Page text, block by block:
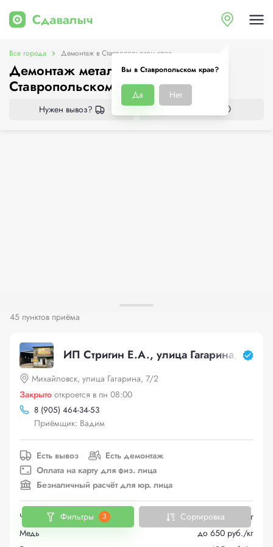
Вы в Ставропольском крае?
Да Нет
Все города Демонтаж в Ставропольском крае
Демонтаж металлоконструкций в
Ставропольском крае
Нужен вывоз? Все приёмки
45 пунктов приёма
ИП Стригин Е.А., улица Гагарина, 7/2
Михайловск, улица Гагарина, 7/2
Закрыто откроется в пн 08:00
8 (905) 464-34-53
Приёмщик: Вадим
Есть вывоз
Есть демонтаж
Оплата на карту для физ. лица
Безналичный расчёт для юр. лица
Черный металлолом
до 14 руб./кг
Медь
до 650 руб./кг
Фильтры 3 Сортировка